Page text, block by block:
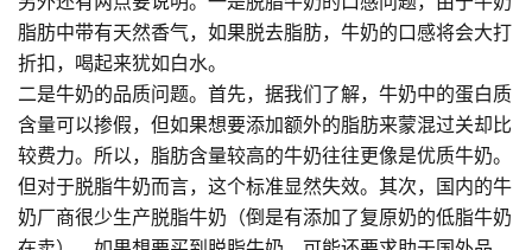
脂肪中带有天然香气，如果脱去脂肪，牛奶的口感将会大打
折扣，喝起来犹如白水。
二是牛奶的品质问题。首先，据我们了解，牛奶中的蛋白质
含量可以掺假，但如果想要添加额外的脂肪来蒙混过关却比
较费力。所以，脂肪含量较高的牛奶往往更像是优质牛奶。
但对于脱脂牛奶而言，这个标准显然失效。其次，国内的牛
奶厂商很少生产脱脂牛奶（倒是有添加了复原奶的低脂牛奶